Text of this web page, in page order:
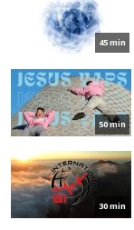
45 min
50 min
30 min